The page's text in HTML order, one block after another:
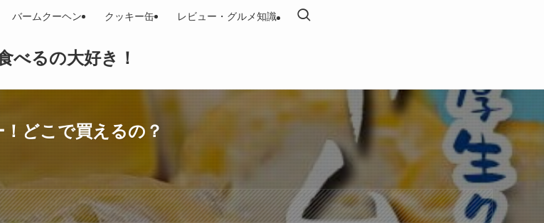
べるの大好き！
バームクーヘン クッキー缶 レビュー・グルメ知識
どこで買えるの？